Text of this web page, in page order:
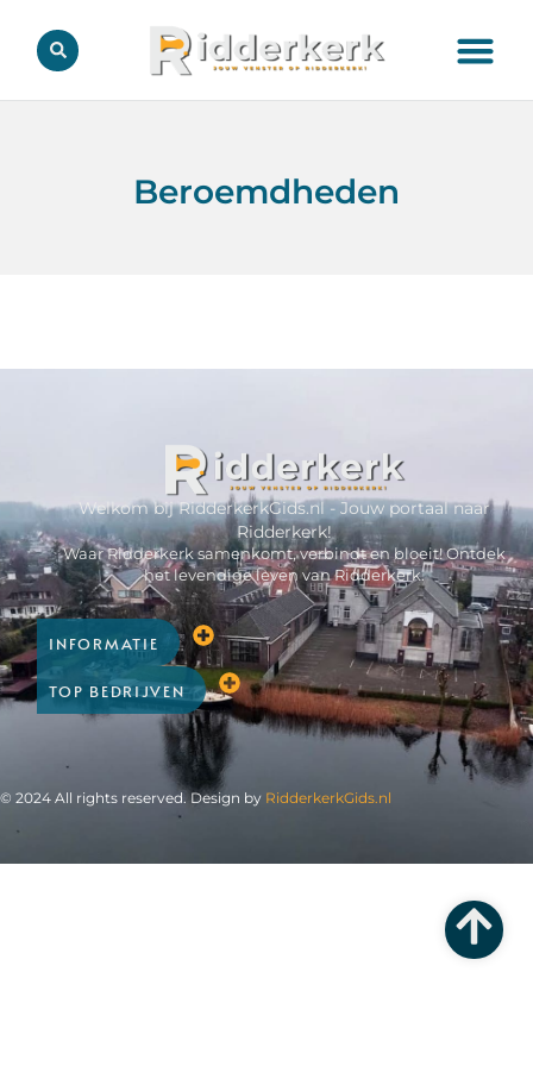
Beroemdheden
Welkom bij RidderkerkGids.nl - Jouw portaal naar
Ridderkerk!
Waar Ridderkerk samenkomt, verbindt en bloeit! Ontdek
het levendige leven van Ridderkerk.
INFORMATIE
TOP BEDRIJVEN
© 2024 All rights reserved. Design by RidderkerkGids.nl